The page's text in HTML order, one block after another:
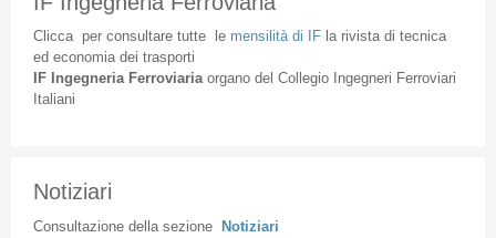
Cliccaper consultare tuttele mensilità di IFla rivista di tecnica
ed economia dei trasporti
IF Ingegneria Ferroviaria organodel Collegio Ingegneri Ferroviari
Italiani
Notiziari
Consultazione della sezione Notiziari